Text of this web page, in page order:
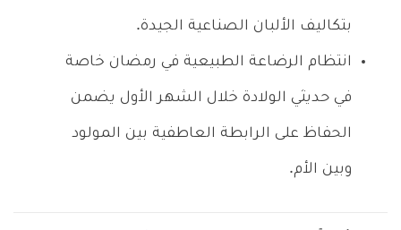
بتكاليف الألبان الصناعية الجيدة.
انتظام الرضاعة الطبيعية في رمضان خاصة
في حديثي الولادة خلال الشهر الأول يضمن
الحفاظ على الرابطة العاطفية بين المولود
وبين الأم.